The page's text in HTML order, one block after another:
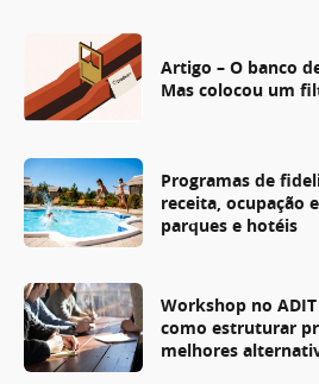
Artigo – O banco
Mas colocou um
Programas de
receita, ocupação
parques e hotéis
Workshop no
como estruturar
melhores